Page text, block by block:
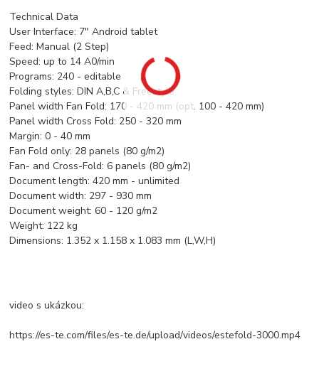
Technical Data
User Interface: 7" Android tablet
Feed: Manual (2 Step)
Speed: up to 14 A0/min
Programs: 240 - editable
Folding styles: DIN A,B,C & Freestyle
Panel width Fan Fold: 170 - 420 mm (opt. 100 - 420 mm)
Panel width Cross Fold: 250 - 320 mm
Margin: 0 - 40 mm
Fan Fold only: 28 panels (80 g/m2)
Fan- and Cross-Fold: 6 panels (80 g/m2)
Document length: 420 mm - unlimited
Document width: 297 - 930 mm
Document weight: 60 - 120 g/m2
Weight: 122 kg
Dimensions: 1.352 x 1.158 x 1.083 mm (L,W,H)
video s ukázkou:
https://es-te.com/files/es-te.de/upload/videos/estefold-3000.mp4